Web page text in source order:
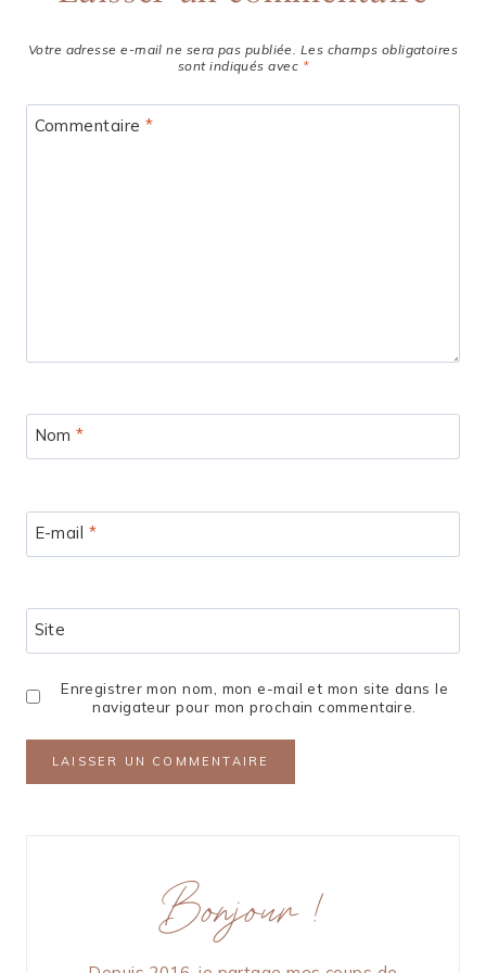
Votre adresse e-mail ne sera pas publiée. Les champs obligatoires
sont indiqués avec *
Commentaire *
Nom*
E-mail *
Site
Enregistrer mon nom, mon e-mail et mon site dans le
navigateur pour mon prochain commentaire.
Bonjour !